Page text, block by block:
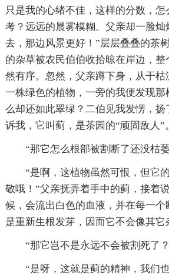
只是我的心绪不佳，这样的分数，
考？远远的晨雾模糊。父亲却一脸灿
去，那边风景更好！”层层叠叠的茶
的杂草被农民伯伯收拾晾在岸边，
然有序。忽然，父亲蹲下身，从干枯
一株绿色的植物，一旁的我便发现那
么却还如此翠绿？二伯见我发愣，
诉我，它叫蓟，是茶园的“顽固敌人”。
“那它怎么根部被割断了还没枯
“是啊，这植物虽然可恨，但它
敬哦！”父亲抚弄着手中的蓟，接着
候，会流出白色的血液，并在每一
是重新生根发芽，因而它不会像其它
“那它岂不是永远不会被割死了
“是呀，这就是蓟的精神，我们